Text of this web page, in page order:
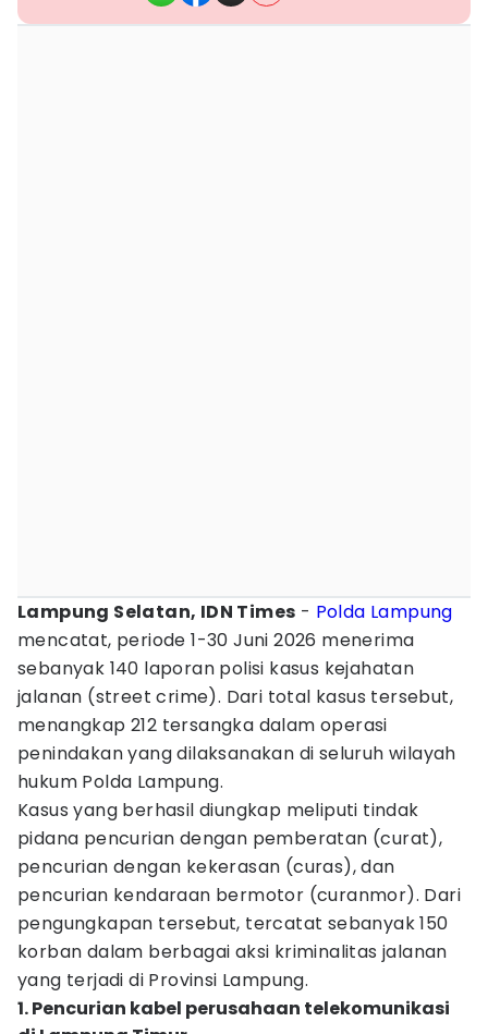
Lampung Selatan, IDN Times - Polda Lampung
mencatat, periode 1-30 Juni 2026 menerima
sebanyak 140 laporan polisi kasus kejahatan
jalanan (street crime). Dari total kasus tersebut,
menangkap 212 tersangka dalam operasi
penindakan yang dilaksanakan di seluruh wilayah
hukum Polda Lampung.
Kasus yang berhasil diungkap meliputi tindak
pidana pencurian dengan pemberatan (curat),
pencurian dengan kekerasan (curas), dan
pencurian kendaraan bermotor (curanmor). Dari
pengungkapan tersebut, tercatat sebanyak 150
korban dalam berbagai aksi kriminalitas jalanan
yang terjadi di Provinsi Lampung.
1. Pencurian kabel perusahaan telekomunikasi